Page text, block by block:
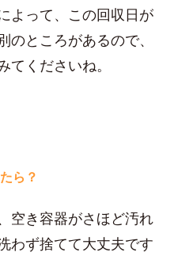
よって、この回収日が
のところがあるので、
てくださいね。
ら？
空き容器がさほど汚れ
わず捨てて大丈夫です